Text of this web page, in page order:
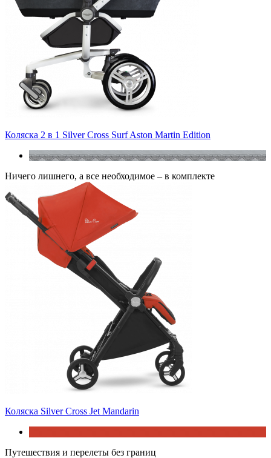
Коляска 2 в 1 Silver Cross Surf Aston Martin Edition
Ничего лишнего, а все необходимое – в комплекте
Коляска Silver Cross Jet Mandarin
Путешествия и перелеты без границ